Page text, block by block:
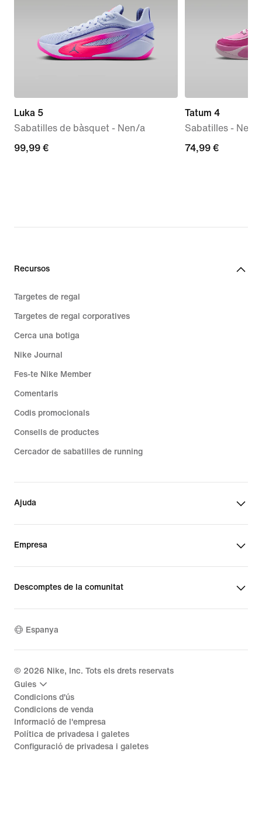
Luka 5
Sabatilles de bàsquet - Nen/a
99,99 €
99,99 €
Tatum 4
Sabatilles -
74,99 €
74,99 €
Recursos
Targetes de regal
Targetes de regal corporatives
Cerca una botiga
Nike Journal
Fes-te Nike Member
Comentaris
Codis promocionals
Consells de productes
Cercador de sabatilles de running
Ajuda
Empresa
Descomptes de la comunitat
Espanya
© 2026 Nike, Inc. Tots els drets reservats
Guies
Condicions d'ús
Condicions de venda
Informació de l'empresa
Política de privadesa i galetes
Configuració de privadesa i galetes